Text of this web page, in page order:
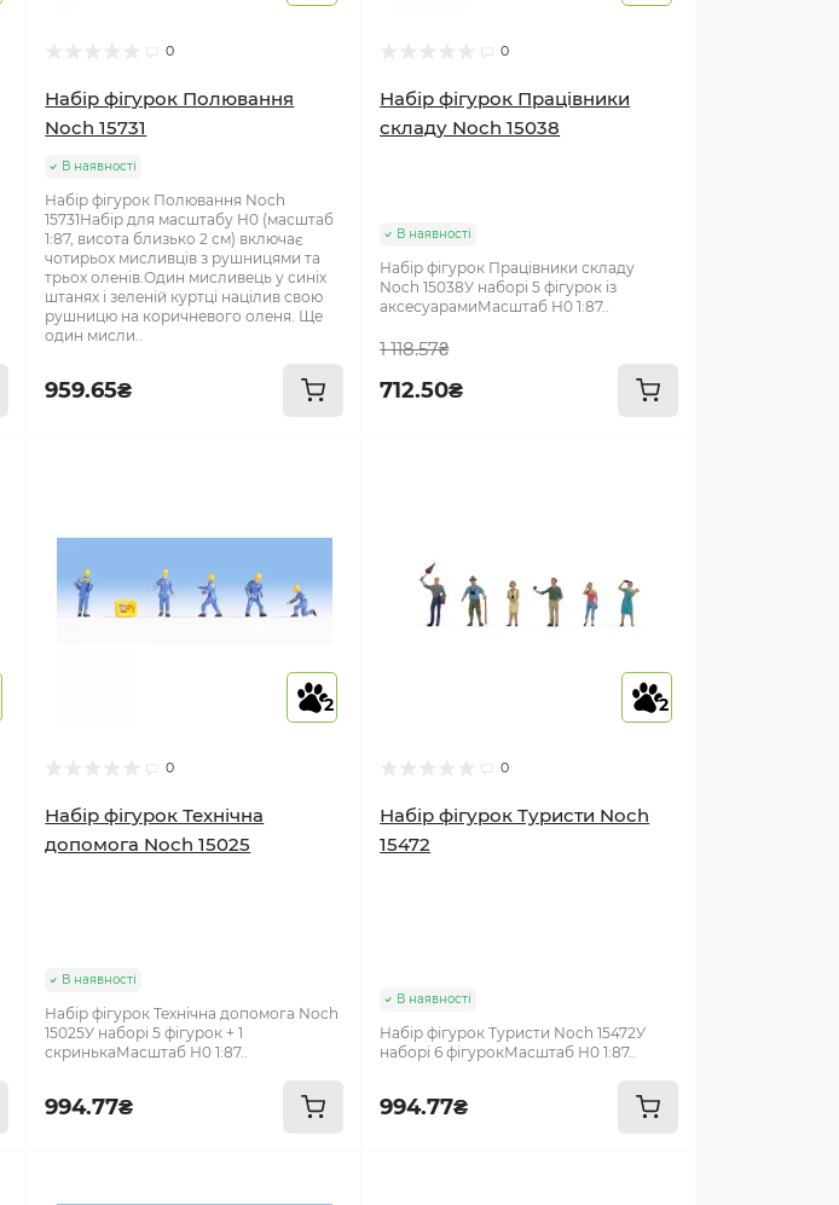
0
Набір фігурок Полювання
Noch 15731
В наявності
Набір фігурок Полювання Noch
15731Набір для масштабу H0 (масштаб
1:87, висота близько 2 см) включає
чотирьох мисливців з рушницями та
трьох оленів.Один мисливець у синіх
штанях і зеленій куртці націлив свою
рушницю на коричневого оленя. Ще
один мисли..
959.65₴
0
Набір фігурок Працівники
складу Noch 15038
В наявності
Набір фігурок Працівники складу
Noch 15038У наборі 5 фігурок із
аксесуарамиМасштаб Н0 1:87..
1 118.57₴
712.50₴
2
0
Набір фігурок Технічна
допомога Noch 15025
В наявності
Набір фігурок Технічна допомога Noch
15025У наборі 5 фігурок + 1
скринькаМасштаб Н0 1:87..
994.77₴
2
0
Набір фігурок Туристи Noch
15472
В наявності
Набір фігурок Туристи Noch 15472У
наборі 6 фігурокМасштаб Н0 1:87..
994.77₴